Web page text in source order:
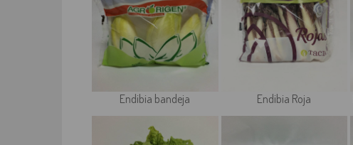
Endibia bandeja Endibia Roja